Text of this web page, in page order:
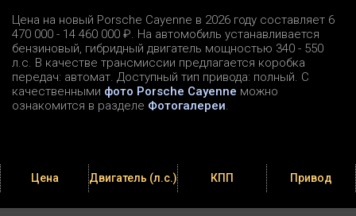
Цена на новый Porsche Cayenne в 2026 году составляет 6
470 000 - 14 460 000 ₽. На автомобиль устанавливается
бензиновый, гибридный двигатель мощностью 340 - 550
л.c. В качестве трансмиссии предлагается коробка
передач: автомат. Доступный тип привода: полный. С
качественными фото Porsche Cayenne можно
ознакомится в разделе Фотогалереи.
Цена Двигатель (л.с.) КПП Привод